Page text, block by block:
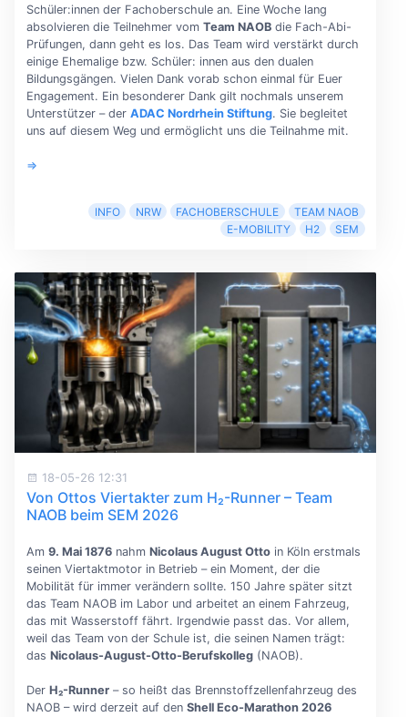
Schüler:innen der Fachoberschule an. Eine Woche lang
absolvieren die Teilnehmer vom Team NAOBdie Fach-Abi-
Prüfungen, dann geht es los. Das Team wird verstärkt durch
einige Ehemalige bzw. Schüler: innen aus den dualen
Bildungsgängen. Vielen Dank vorab schon einmal für Euer
Engagement. Ein besonderer Dank gilt nochmals unserem
Unterstützer – der ADAC Nordrhein Stiftung. Sie begleitet
uns auf diesem Weg und ermöglicht uns die Teilnahme mit.
⇒
INFO NRW FACHOBERSCHULE
TEAM NAOB
E-MOBILITY
H2 SEM
18-05-26 12:31
Von Ottos Viertakter zum H₂-Runner – Team
NAOB beim SEM 2026
Am 9. Mai 1876nahm Nicolaus August Ottoin Köln erstmals
seinen Viertaktmotor in Betrieb – ein Moment, der die
Mobilität für immer verändern sollte. 150 Jahre später sitzt
das Team NAOB im Labor und arbeitet an einem Fahrzeug,
das mit Wasserstoff fährt. Irgendwie passt das. Vor allem,
weil das Team von der Schule ist, die seinen Namen trägt:
das Nicolaus-August-Otto-Berufskolleg(NAOB).
Der H₂-Runner– so heißt das Brennstoffzellenfahrzeug des
NAOB – wird derzeit auf den Shell Eco-Marathon 2026